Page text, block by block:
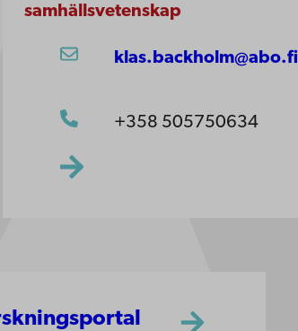
samhällsvetenskap
klas.backholm@abo.fi
+358 505750634